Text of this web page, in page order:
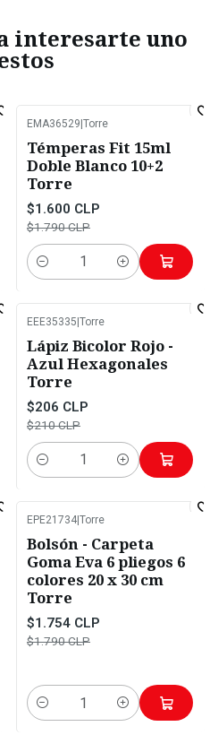
interesarte uno
EMA36529 Torre
Témperas Fit 15ml
Doble Blanco 10+2
Torre
$1.600 CLP
$1.790 CLP
Cantidad
EEE35335 Torre
Lápiz Bicolor Rojo -
Azul Hexagonales
Torre
$206 CLP
$210 CLP
Cantidad
EPE21734 Torre
Bolsón - Carpeta
Goma Eva 6 pliegos 6
colores 20 x 30 cm
Torre
$1.754 CLP
$1.790 CLP
Cantidad